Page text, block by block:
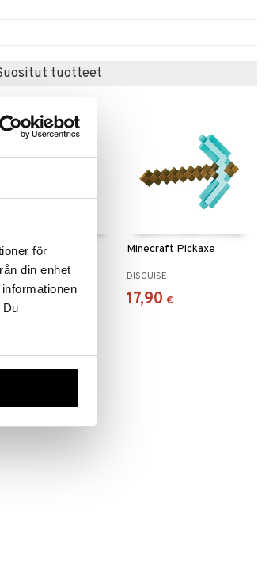
för
din enhet
Du
tuotteet
sauva pinkki
TOYS
Minecraft Pickaxe
DISGUISE
17,90 €